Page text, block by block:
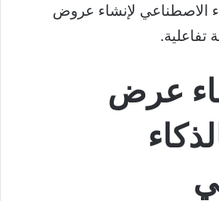
الاصطناعي لإنشاء عروض
عرض